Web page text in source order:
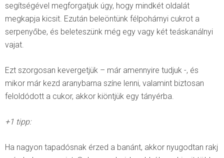
segítségével megforgatjuk úgy, hogy mindkét oldalát
megkapja kicsit. Ezután beleöntünk félpohárnyi cukrot a
serpenyőbe, és beleteszünk még egy vagy két teáskanálnyi
vajat.
Ezt szorgosan kevergetjük – már amennyire tudjuk -, és
mikor már kezd aranybarna színe lenni, valamint biztosan
feloldódott a cukor, akkor kiöntjük egy tányérba.
+1 tipp:
Ha nagyon tapadósnak érzed a banánt, akkor nyugodtan rakj